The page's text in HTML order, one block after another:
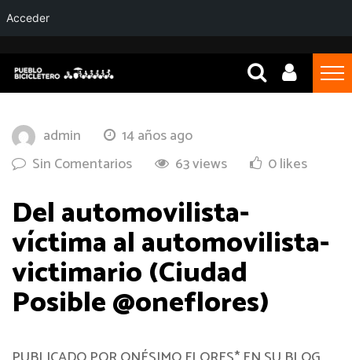
admin
14 años ago
Sin Comentarios
63 views 0 likes
Del automovilista-
víctima al automovilista-
victimario (Ciudad
Posible @oneflores)
Acceder